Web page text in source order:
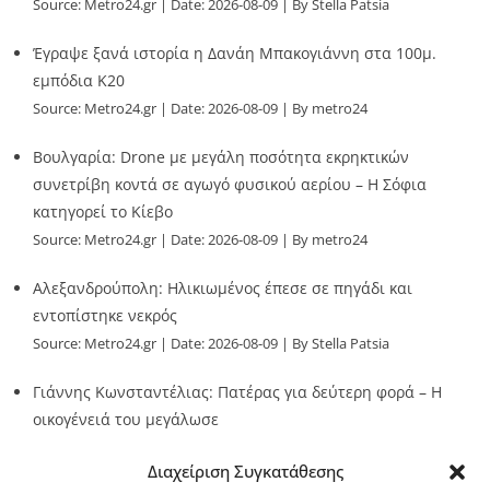
Διαχείριση Συγκατάθεσης
Source: Metro24.gr Date: 2026-08-09 By Stella Patsia
Έγραψε ξανά ιστορία η Δανάη Μπακογιάννη στα 100μ.
εμπόδια Κ20
Source: Metro24.gr Date: 2026-08-09 By metro24
Βουλγαρία: Drone με μεγάλη ποσότητα εκρηκτικών
συνετρίβη κοντά σε αγωγό φυσικού αερίου – Η Σόφια
κατηγορεί το Κίεβο
Source: Metro24.gr Date: 2026-08-09 By metro24
Αλεξανδρούπολη: Ηλικιωμένος έπεσε σε πηγάδι και
εντοπίστηκε νεκρός
Source: Metro24.gr Date: 2026-08-09 By Stella Patsia
Γιάννης Κωνσταντέλιας: Πατέρας για δεύτερη φορά – Η
οικογένειά του μεγάλωσε